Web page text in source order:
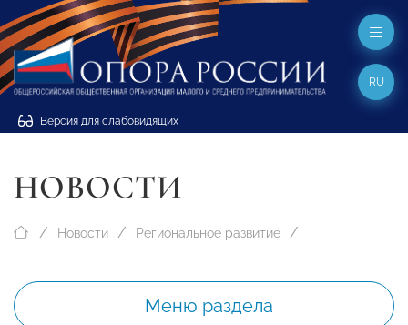
Версия для слабовидящих
RU
НОВОСТИ
Новости Региональное развитие
Меню раздела